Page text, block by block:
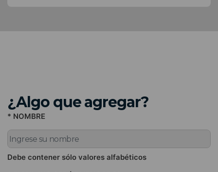
¿Algo que agregar?
* NOMBRE
Debe contener sólo valores alfabéticos